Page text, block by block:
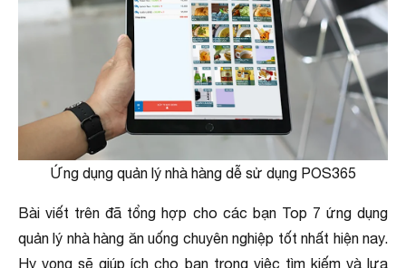
Ứng dụng quản lý nhà hàng dễ sử dụng POS365
Bài viết trên đã tổng hợp cho các bạn Top 7 ứng dụng
quản lý nhà hàng ăn uống chuyên nghiệp tốt nhất hiện nay.
Hy vọng sẽ giúp ích cho bạn trong việc tìm kiếm và lựa